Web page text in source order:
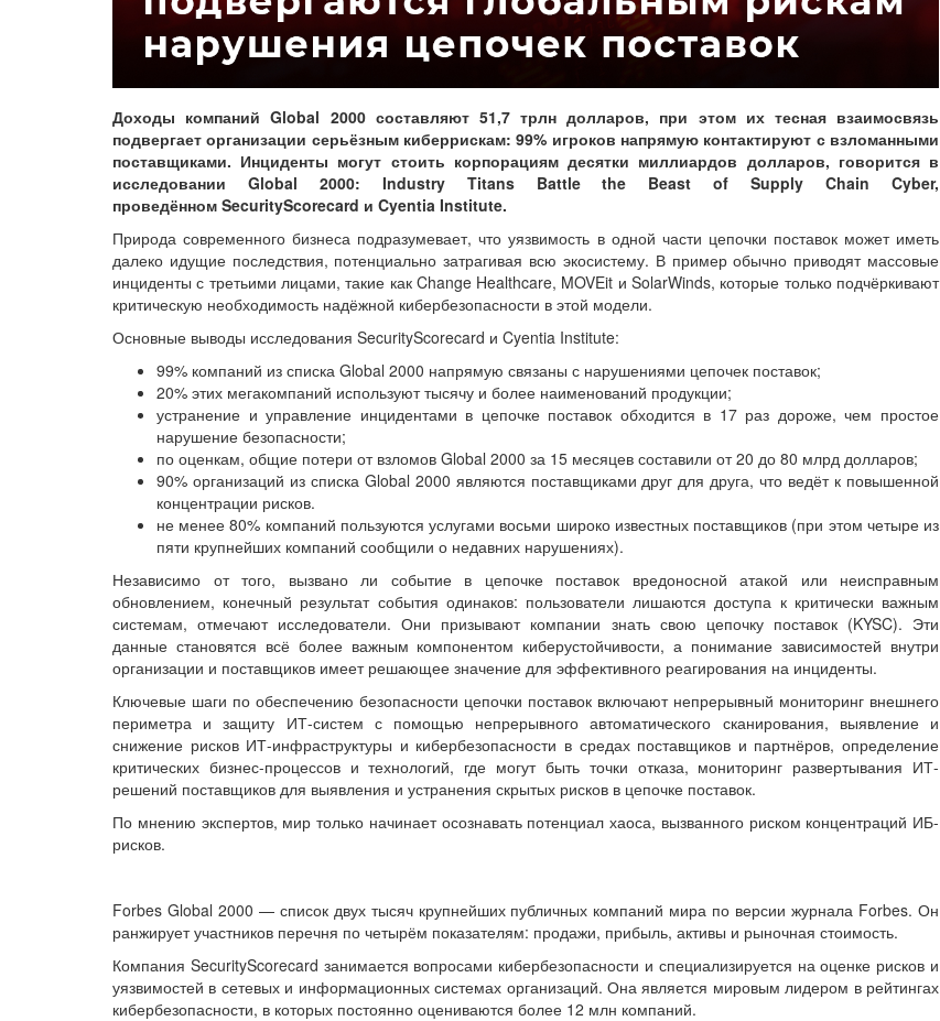
Доходы компаний Global 2000 составляют 51,7 трлн долларов, при этом их тесная взаимосвязь
подвергает организации серьёзным киберрискам: 99% игроков напрямую контактируют с взломанными
поставщиками. Инциденты могут стоить корпорациям десятки миллиардов долларов, говорится в
исследовании Global 2000: Industry Titans Battle the Beast of Supply Chain Cyber,
проведённом SecurityScorecard и Cyentia Institute.
Природа современного бизнеса подразумевает, что уязвимость в одной части цепочки поставок может иметь
далеко идущие последствия, потенциально затрагивая всю экосистему. В пример обычно приводят массовые
инциденты с третьими лицами, такие как Change Healthcare, MOVEit и SolarWinds, которые только подчёркивают
критическую необходимость надёжной кибербезопасности в этой модели.
Основные выводы исследования SecurityScorecard и Cyentia Institute:
99% компаний из списка Global 2000 напрямую связаны с нарушениями цепочек поставок;
20% этих мегакомпаний используют тысячу и более наименований продукции;
устранение и управление инцидентами в цепочке поставок обходится в 17 раз дороже, чем простое
нарушение безопасности;
по оценкам, общие потери от взломов Global 2000 за 15 месяцев составили от 20 до 80 млрд долларов;
90% организаций из списка Global 2000 являются поставщиками друг для друга, что ведёт к повышенной
концентрации рисков.
не менее 80% компаний пользуются услугами восьми широко известных поставщиков (при этом четыре из
пяти крупнейших компаний сообщили о недавних нарушениях).
Независимо от того, вызвано ли событие в цепочке поставок вредоносной атакой или неисправным
обновлением, конечный результат события одинаков: пользователи лишаются доступа к критически важным
системам, отмечают исследователи. Они призывают компании знать свою цепочку поставок (KYSC). Эти
данные становятся всё более важным компонентом киберустойчивости, а понимание зависимостей внутри
организации и поставщиков имеет решающее значение для эффективного реагирования на инциденты.
Ключевые шаги по обеспечению безопасности цепочки поставок включают непрерывный мониторинг внешнего
периметра и защиту ИТ-систем с помощью непрерывного автоматического сканирования, выявление и
снижение рисков ИТ-инфраструктуры и кибербезопасности в средах поставщиков и партнёров, определение
критических бизнес-процессов и технологий, где могут быть точки отказа, мониторинг развертывания ИТ-
решений поставщиков для выявления и устранения скрытых рисков в цепочке поставок.
По мнению экспертов, мир только начинает осознавать потенциал хаоса, вызванного риском концентраций ИБ-
рисков.
Forbes Global 2000 — список двух тысяч крупнейших публичных компаний мира по версии журнала Forbes. Он
ранжирует участников перечня по четырём показателям: продажи, прибыль, активы и рыночная стоимость.
Компания SecurityScorecard занимается вопросами кибербезопасности и специализируется на оценке рисков и
уязвимостей в сетевых и информационных системах организаций. Она является мировым лидером в рейтингах
кибербезопасности, в которых постоянно оцениваются более 12 млн компаний.